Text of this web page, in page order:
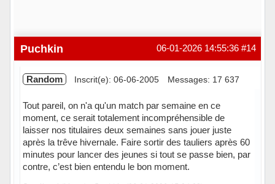
#14
06-01-2026 14:55:36
Puchkin
Random Inscrit(e): 06-06-2005 Messages: 17 637
Tout pareil, on n'a qu'un match par semaine en ce
moment, ce serait totalement incompréhensible de
laisser nos titulaires deux semaines sans jouer juste
après la trêve hivernale. Faire sortir des tauliers après 60
minutes pour lancer des jeunes si tout se passe bien, par
contre, c’est bien entendu le bon moment.